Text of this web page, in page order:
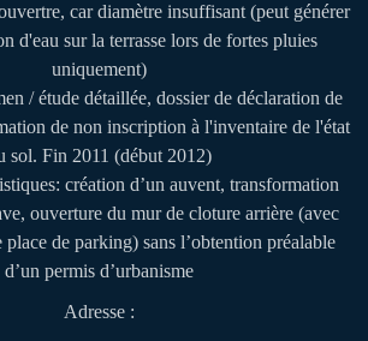
car diamètre insuffisant (peut générer
d'eau sur la terrasse lors de fortes pluies
uniquement)
/ étude détaillée, dossier de déclaration de
de non inscription à l'inventaire de l'état
sol. Fin 2011 (début 2012)
création d’un auvent, transformation
ouverture du mur de cloture arrière (avec
place de parking) sans l’obtention préalable
d’un permis d’urbanisme
Adresse :